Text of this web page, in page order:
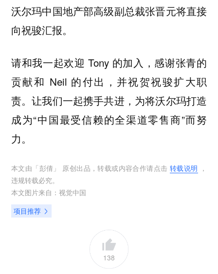
沃尔玛中国地产部高级副总裁张晋元将直接
向祝骏汇报。
请和我一起欢迎 Tony 的加入，感谢张青的
贡献和 Neil 的付出，并祝贺祝骏扩大职
责。让我们一起携手共进，为将沃尔玛打造
成为“中国最受信赖的全渠道零售商”而努
力。
本文由「彭倩 」 原创出品，转载或内容合作请点击 转载说明 ，
违规转载必究。
本文图片来自： 视觉中国
项目推荐
138